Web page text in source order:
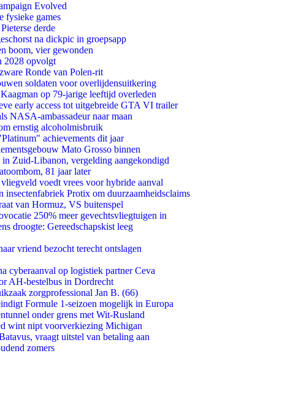
Evolved
fysieke games
derde
na dickpic in groepsapp
boom, vier gewonden
2028 opvolgt
Ronde van Polen-rit
soldaten voor overlijdensuitkering
op 79-jarige leeftijd overleden
early access tot uitgebreide GTA VI trailer
NASA-ambassadeur naar maan
ernstig alcoholmisbruik
achievements dit jaar
Mato Grosso binnen
Zuid-Libanon, vergelding aangekondigd
81 jaar later
voedt vrees voor hybride aanval
Protix om duurzaamheidsclaims
van Hormuz, VS buitenspel
250% meer gevechtsvliegtuigen in
droogte: Gereedschapskist leeg
vriend bezocht terecht ontslagen
cyberaanval op logistiek partner Ceva
AH-bestelbus in Dordrecht
zorgprofessional Jan B. (66)
Formule 1-seizoen mogelijk in Europa
onder grens met Wit-Rusland
wint nipt voorverkiezing Michigan
vraagt uitstel van betaling aan
zomers